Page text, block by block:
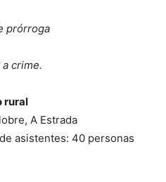
prórroga
crime.
rural
A Estrada
asistentes: 40 personas